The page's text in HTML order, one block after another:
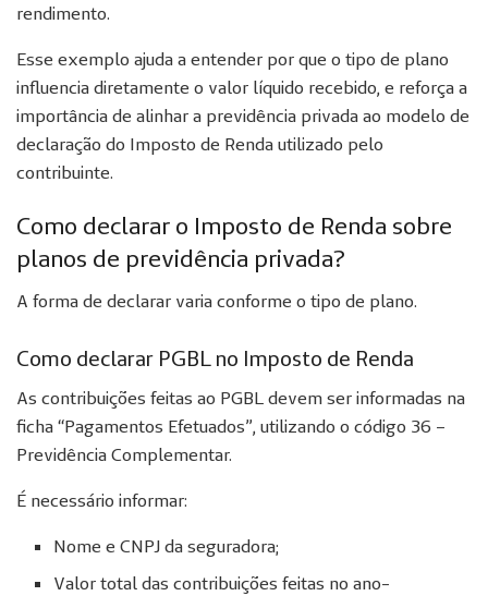
rendimento.
Esse exemplo ajuda a entender por que o tipo de plano
influencia diretamente o valor líquido recebido, e reforça a
importância de alinhar a previdência privada ao modelo de
declaração do Imposto de Renda utilizado pelo
contribuinte.
Como declarar o Imposto de Renda sobre
planos de previdência privada?
A forma de declarar varia conforme o tipo de plano.
Como declarar PGBL no Imposto de Renda
As contribuições feitas ao PGBL devem ser informadas na
ficha “Pagamentos Efetuados”, utilizando o código 36 –
Previdência Complementar.
É necessário informar:
Nome e CNPJ da seguradora;
Valor total das contribuições feitas no ano-